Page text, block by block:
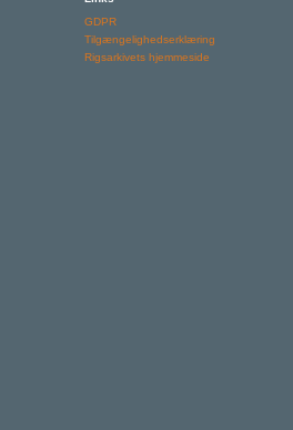
GDPR
Tilgængelighedserklæring
Rigsarkivets hjemmeside